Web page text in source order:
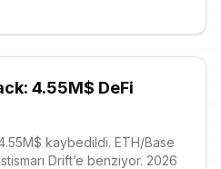
4.55M$ DeFi
kaybedildi. ETH/Base
Drift’e benziyor. 2026